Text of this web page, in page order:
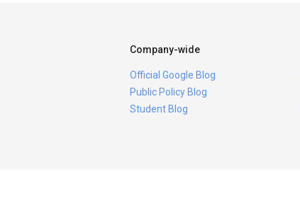
Company-wide
Official Google Blog
Public Policy Blog
Student Blog